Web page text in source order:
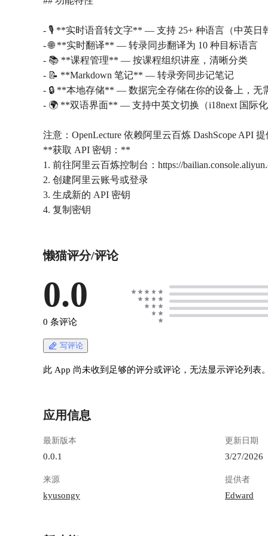
- 🎙️ **实时语音转文字** — 支持 25+ 种语言（中英日
- 🌐 **实时翻译** — 转录同步翻译为 10 种目标语言
- 📚 **课程管理** — 按课程组织讲座，清晰分类
- 📝 **Markdown 笔记** — 转录旁同步记笔记
- 🔒 **本地存储** — 数据完全存储在你的设备上，无
- 🌍 **双语界面** — 支持中英文切换（i18next 国际
注意：OpenLecture 依赖阿里云百炼 DashScope
**获取 API 密钥：**
1. 前往阿里云百炼控制台：https://
2. 创建阿里云账号或登录
3. 生成新的 API 密钥
4. 复制密钥
懒猫评分/评论
0.0
0 条评论
写评论
此 App 尚未收到足够的评分或评论，无法显示评论列表
应用信息
最新版本
0.0.1
更新日期
3/27/2026
来源
kyusongy
提供者
Edward